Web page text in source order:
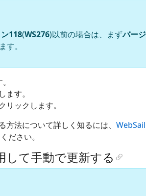
118(WS276)以前の場合は、まずバー
。
ます。
リックします。
法について詳しく知るには、
ださい。
て手動で更新する